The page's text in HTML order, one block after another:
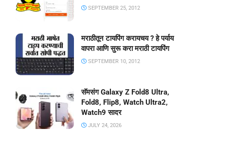
SEPTEMBER 25, 2012
मराठीतून टायपिंग करायचय ? हे पर्याय
वापरा आणि सुरू करा मराठी टायपिंग
SEPTEMBER 10, 2012
सॅमसंग Galaxy Z Fold8 Ultra,
Fold8, Flip8, Watch Ultra2,
Watch9 सादर
JULY 24, 2026